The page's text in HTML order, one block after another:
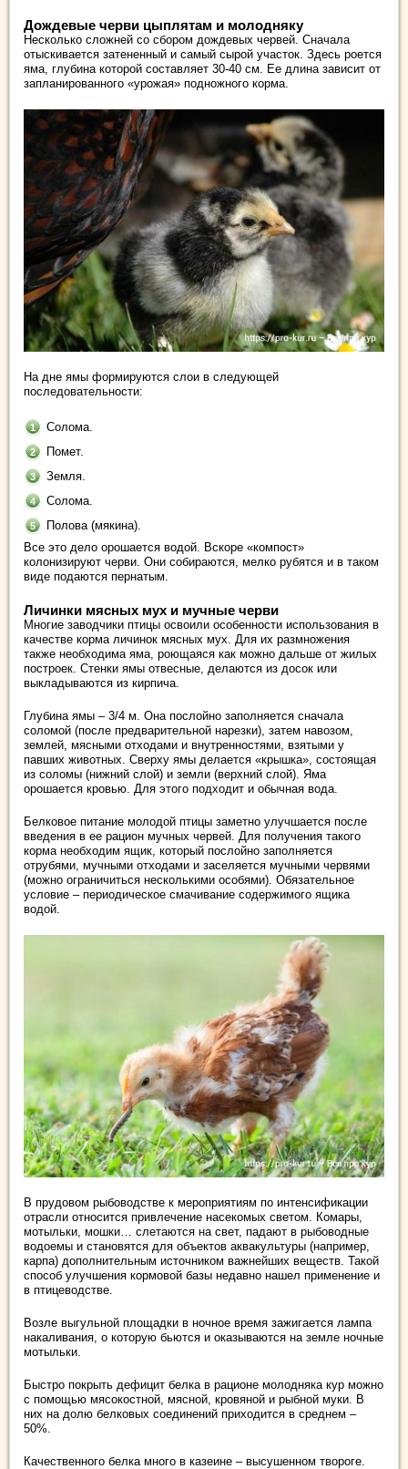
Дождевые черви цыплятам и молодняку
Несколько сложней со сбором дождевых червей. Сначала
отыскивается затененный и самый сырой участок. Здесь роется
яма, глубина которой составляет 30-40 см. Ее длина зависит от
запланированного «урожая» подножного корма.
На дне ямы формируются слои в следующей
последовательности:
Солома.
Помет.
Земля.
Солома.
Полова (мякина).
Все это дело орошается водой. Вскоре «компост»
колонизируют черви. Они собираются, мелко рубятся и в таком
виде подаются пернатым.
Личинки мясных мух и мучные черви
Многие заводчики птицы освоили особенности использования в
качестве корма личинок мясных мух. Для их размножения
также необходима яма, роющаяся как можно дальше от жилых
построек. Стенки ямы отвесные, делаются из досок или
выкладываются из кирпича.
Глубина ямы – 3/4 м. Она послойно заполняется сначала
соломой (после предварительной нарезки), затем навозом,
землей, мясными отходами и внутренностями, взятыми у
павших животных. Сверху ямы делается «крышка», состоящая
из соломы (нижний слой) и земли (верхний слой). Яма
орошается кровью. Для этого подходит и обычная вода.
Белковое питание молодой птицы заметно улучшается после
введения в ее рацион мучных червей. Для получения такого
корма необходим ящик, который послойно заполняется
отрубями, мучными отходами и заселяется мучными червями
(можно ограничиться несколькими особями). Обязательное
условие – периодическое смачивание содержимого ящика
водой.
В прудовом рыбоводстве к мероприятиям по интенсификации
отрасли относится привлечение насекомых светом. Комары,
мотыльки, мошки… слетаются на свет, падают в рыбоводные
водоемы и становятся для объектов аквакультуры (например,
карпа) дополнительным источником важнейших веществ. Такой
способ улучшения кормовой базы недавно нашел применение и
в птицеводстве.
Возле выгульной площадки в ночное время зажигается лампа
накаливания, о которую бьются и оказываются на земле ночные
мотыльки.
Быстро покрыть дефицит белка в рационе молодняка кур можно
с помощью мясокостной, мясной, кровяной и рыбной муки. В
них на долю белковых соединений приходится в среднем –
50%.
Качественного белка много в казеине – высушенном твороге.